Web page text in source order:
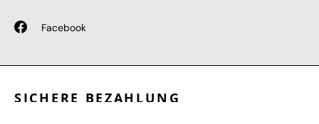
Facebook
SICHERE BEZAHLUNG